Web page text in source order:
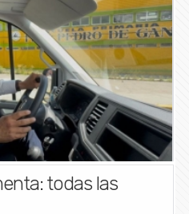
todas las